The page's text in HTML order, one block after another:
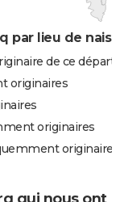
par lieu de
de ce
originaires
originaires
originaires